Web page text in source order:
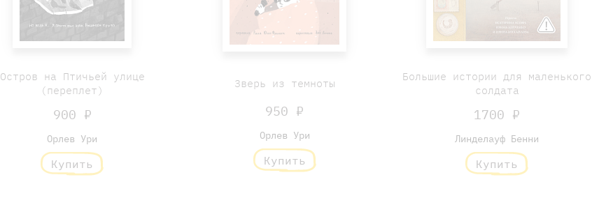
Остров на Птичьей улице
(переплет)
900 ₽
Орлев Ури
Купить
Зверь из темноты
950 ₽
Орлев Ури
Купить
Большие истории для маленького
солдата
1700 ₽
Линделауф Бенни
Купить